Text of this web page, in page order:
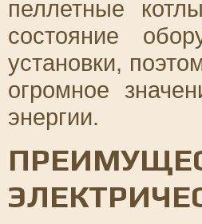
пеллетные
состояние
установки,
огромное
энергии.